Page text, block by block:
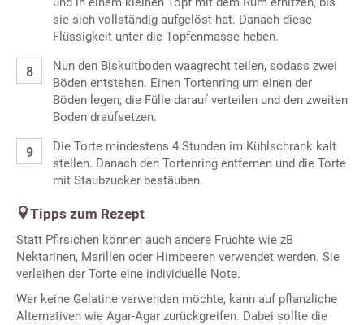
sie sich vollständig aufgelöst hat. Danach diese
Flüssigkeit unter die Topfenmasse heben.
Nun den Biskuitboden waagrecht teilen, sodass zwei
Böden entstehen. Einen Tortenring um einen der
Böden legen, die Fülle darauf verteilen und den zweiten
Boden draufsetzen.
Die Torte mindestens 4 Stunden im Kühlschrank kalt
stellen. Danach den Tortenring entfernen und die Torte
mit Staubzucker bestäuben.
Tipps zum Rezept
Statt Pfirsichen können auch andere Früchte wie zB
Nektarinen, Marillen oder Himbeeren verwendet werden. Sie
verleihen der Torte eine individuelle Note.
Wer keine Gelatine verwenden möchte, kann auf pflanzliche
Alternativen wie Agar-Agar zurückgreifen. Dabei sollte die